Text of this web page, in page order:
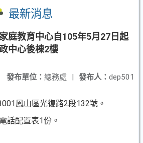
最新消息
庭教育中心自105年5月27日起
中心後棟2樓
發布人： dep501
發布單位： 總務處 |
鳳山區光復路2段132號。
話配置表1份。